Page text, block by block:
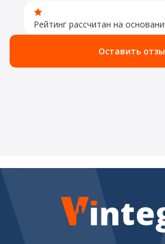
Рейтинг рассчитан на
Оставить